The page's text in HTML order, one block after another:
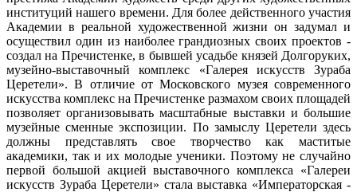
институций нашего времени. Для более действенного участия
Академии в реальной художественной жизни он задумал и
осуществил один из наиболее грандиозных своих проектов -
создал на Пречистенке, в бывшей усадьбе князей Долгоруких,
музейно-выставочный комплекс «Галерея искусств Зураба
Церетели». В отличие от Московского музея современного
искусства комплекс на Пречистенке размахом своих площадей
позволяет организовывать масштабные выставки и большие
музейные сменные экспозиции. По замыслу Церетели здесь
должны представлять свое творчество как маститые
академики, так и их молодые ученики. Поэтому не случайно
первой большой акцией выставочного комплекса «Галереи
искусств Зураба Церетели» стала выставка «Императорская -